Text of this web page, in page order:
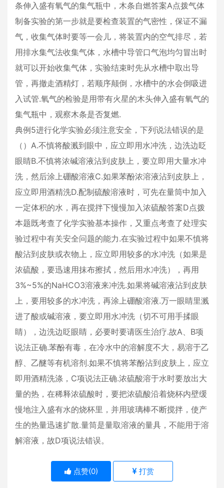
条伸入盛有氧气的集气瓶中，木条自燃答案A点拨气体
制备实验的第一步就是要检查装置的气密性，保证不漏
气，收集气体时要等一会儿，将装置内的空气排尽，若
用排水集气法收集气体，水槽中导管口气泡均匀冒出时
就可以开始收集气体，实验结束时先从水槽中取出导
管，再撤走酒精灯，若顺序颠倒，水槽中的水会倒吸进
入试管.氧气的检验是用带有火星的木头伸入盛有氧气的
集气瓶中，观察木条是否复燃.
典例5进行化学实验必须注意安全，下列说法错误的是
（）A.不慎将酸溅到眼中，应立即用水冲洗，边洗边眨
眼睛B.不慎将浓碱溶液沾到皮肤上，要立即用大量水冲
洗，然后涂上硼酸溶液C.如果苯酚浓溶液沾到皮肤上，
应立即用酒精洗D.配制硫酸溶液时，可先在量筒中加入
一定体积的水，再在搅拌下慢慢加入浓硫酸答案D点拨
本题既考查了化学实验基本操作，又重点考查了处理实
验过程中有关安全问题的能力.在实验过程中如果不慎将
酸沾到皮肤或衣物上，应立即用较多的水冲洗（如果是
浓硫酸，要迅速用抹布擦拭，然后用水冲洗），再用
3%~5%的NaHCO3溶液来冲洗.如果将碱溶液沾到皮肤
上，要用较多的水冲洗，再涂上硼酸溶液.万一眼睛里溅
进了酸或碱溶液，要立即用水冲洗（切不可用手揉眼
睛），边洗边眨眼睛，必要时要请医生治疗.故A、B项
说法正确.苯酚有毒，在冷水中的溶解度不大，易溶于乙
醇、乙醚等有机溶剂.如果不慎将苯酚沾到皮肤上，应立
即用酒精洗涤，C项说法正确.浓硫酸溶于水时要放出大
量的热，在稀释浓硫酸时，要把浓硫酸沿着烧杯内壁缓
慢地注入盛有水的烧杯里，并用玻璃棒不断搅拌，使产
生的热量迅速扩散.量筒是量取溶液的量具，不能用于溶
解溶液，故D项说法错误。
点赞(0) 打赏